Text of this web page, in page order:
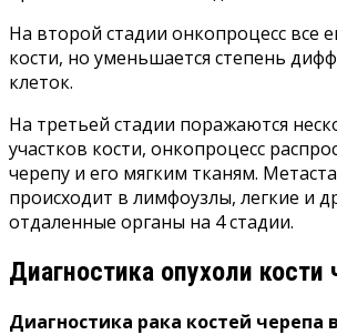
На второй стадии онкопроцесс все
кости, но уменьшается степень
клеток.
На третьей стадии поражаются
участков кости, онкопроцесс
черепу и его мягким тканям.
происходит в лимфоузлы, легкие и
отдаленные органы на 4 стадии.
Диагностика опухоли кости
Диагностика рака костей черепа